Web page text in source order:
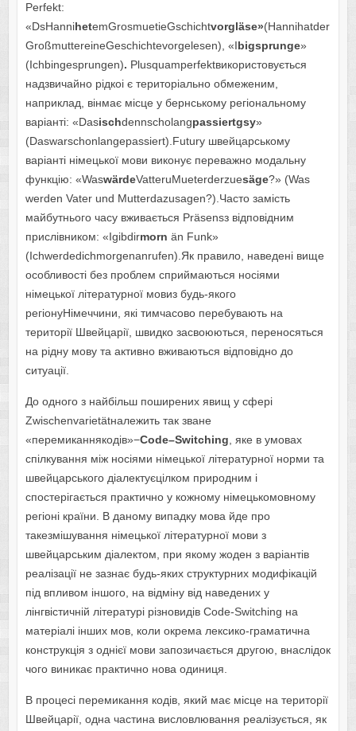
Perfekt:
«DsHannihetemGrosmuetieGschichtvorgläse»(Hannihatder
GroßmuttereineGeschichtevorgelesen), «Ibigsprunge»
(Ichbingesprungen). Plusquamperfektвикористовується
надзвичайно рідкоі є територіально обмеженим,
наприклад, вінмає місце у бернському регіональному
варіанті: «Dasischdennscholangpassiertgsy»
(Daswarschonlangepassiert).Futurу швейцарському
варіанті німецької мови виконує переважно модальну
функцію: «WaswärdeVatteruMueterderzuesäge?» (Was
werden Vater und Mutterdazusagen?).Часто замість
майбутнього часу вживається Präsensз відповідним
прислівником: «Igibdirmorn än Funk»
(Ichwerdedichmorgenanrufen).Як правило, наведені вище
особливості без проблем сприймаються носіями
німецької літературної мовиз будь-якого
регіонуНімеччини, які тимчасово перебувають на
території Швейцарії, швидко засвоюються, переносяться
на рідну мову та активно вживаються відповідно до
ситуації.
До одного з найбільш поширених явищ у сфері
Zwischenvarietätналежить так зване
«перемиканнякодів»−Code–Switching, яке в умовах
спілкування між носіями німецької літературної норми та
швейцарського діалектуєцілком природним і
спостерігається практично у кожному німецькомовному
регіоні країни. В даному випадку мова йде про
такезмішування німецької літературної мови з
швейцарським діалектом, при якому жоден з варіантів
реалізації не зазнає будь-яких структурних модифікацій
під впливом іншого, на відміну від наведених у
лінгвістичній літературі різновидів Code-Switching на
матеріалі інших мов, коли окрема лексико-граматична
конструкція з однієї мови запозичається другою, внаслідок
чого виникає практично нова одиниця.
В процесі перемикання кодів, який має місце на території
Швейцарії, одна частина висловлювання реалізується, як